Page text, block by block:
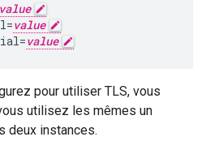
value
value
value
pour utiliser TLS, vous
utilisez les mêmes un
deux instances.